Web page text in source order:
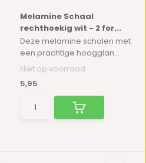
Melamine Schaal
rechthoekig wit - 2 for...
Deze melamine schalen met
een prachtige hoogglan...
Niet op voorraad
5,95